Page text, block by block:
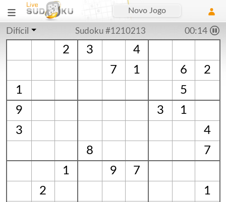
Novo Jogo
Difícil Sudoku #1210213 00:15
2 3
4
7
1 6
2
1
5
9
3
1
3
4
8
7
1
9
7
2
1